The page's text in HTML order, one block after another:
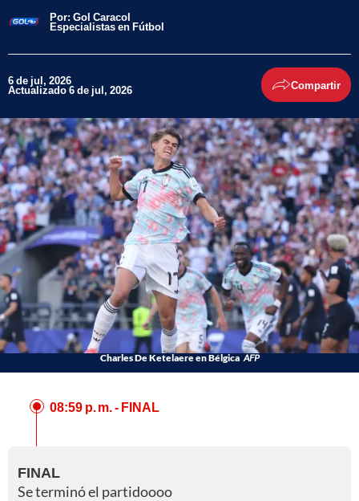
Por: Gol Caracol
Especialistas en Fútbol
6 de jul, 2026
Actualizado 6 de jul, 2026 Compartir
Charles De Ketelaere en Bélgica AFP
08:59 p. m. - FINAL
FINAL
Se terminó el partidoooo